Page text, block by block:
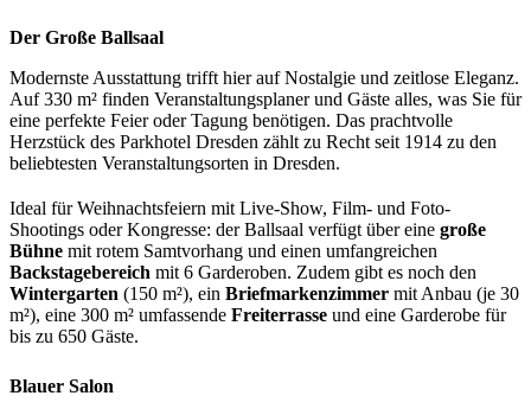
Der Große Ballsaal
Modernste Ausstattung trifft hier auf Nostalgie und zeitlose Eleganz.
Auf 330 m² finden Veranstaltungsplaner und Gäste alles, was Sie für
eine perfekte Feier oder Tagung benötigen. Das prachtvolle
Herzstück des Parkhotel Dresden zählt zu Recht seit 1914 zu den
beliebtesten Veranstaltungsorten in Dresden.
Ideal für Weihnachtsfeiern mit Live-Show, Film- und Foto-
Shootings oder Kongresse: der Ballsaal verfügt über eine große
Bühne mit rotem Samtvorhang und einen umfangreichen
Backstagebereich mit 6 Garderoben. Zudem gibt es noch den
Wintergarten (150 m²), ein Briefmarkenzimmer mit Anbau (je 30
m²), eine 300 m² umfassende Freiterrasse und eine Garderobe für
bis zu 650 Gäste.
Blauer Salon